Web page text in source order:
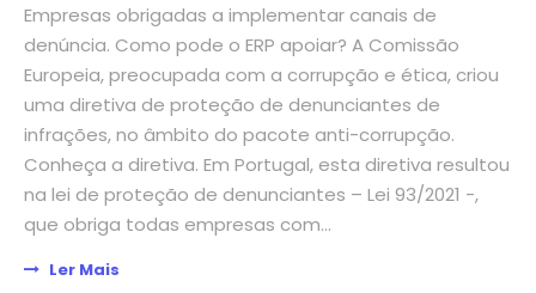
Empresas obrigadas a implementar canais de
denúncia. Como pode o ERP apoiar? A Comissão
Europeia, preocupada com a corrupção e ética, criou
uma diretiva de proteção de denunciantes de
infrações, no âmbito do pacote anti-corrupção.
Conheça a diretiva. Em Portugal, esta diretiva resultou
na lei de proteção de denunciantes – Lei 93/2021 -,
que obriga todas empresas com...
Ler Mais